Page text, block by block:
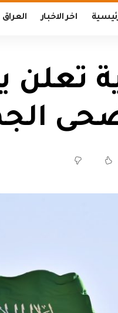
اخر الاخبار العراق
تعلن
الجمعة 6